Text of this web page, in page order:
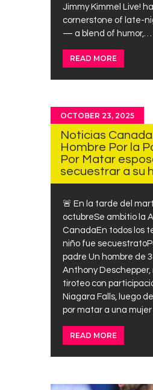
Jimmy Kimmel Live!
cornerstone of late-
— a blend of humor,…
READ MORE
OCTOBER 23, 2025
Noticias
Hombre Por la
Por Matar
secuestrar a su
🚨 En la tarde del
octubreSe ambitio la
CanadaEn todos los
niño fue
padre Un hombre de
Anthony Deschepper,
tiroteo con
Niagara Falls, luego
por matar a una mujer
READ MORE